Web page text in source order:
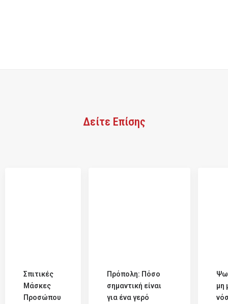
Δείτε Επίσης
Σπιτικές
Μάσκες
Προσώπου
Πρόπολη: Πόσο
σημαντική είναι
για ένα γερό
μη